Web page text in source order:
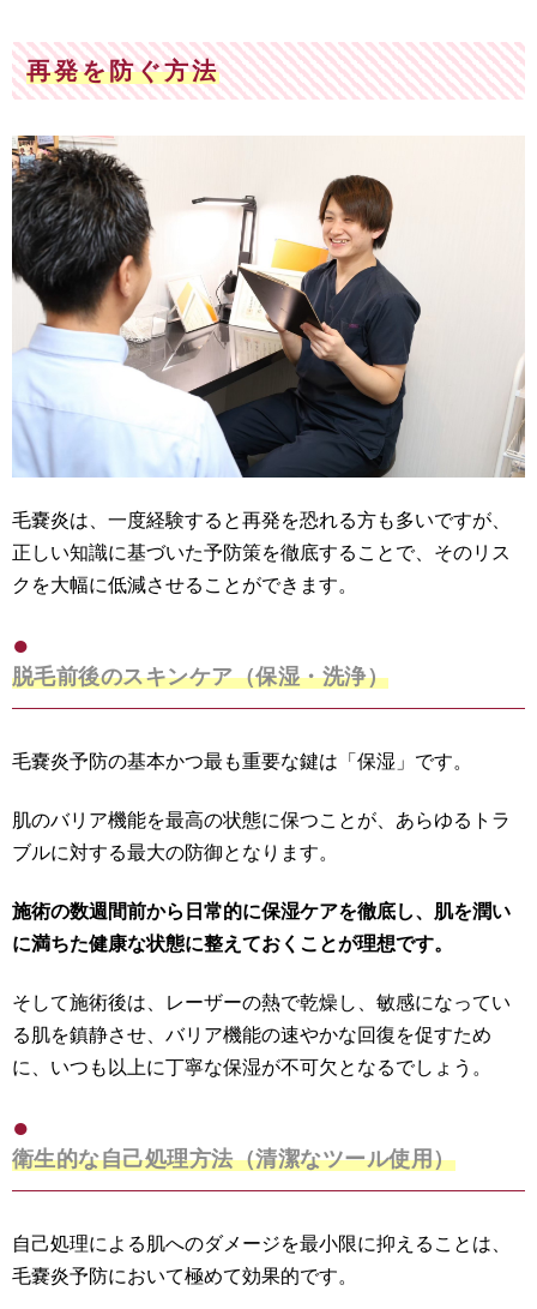
再発を防ぐ方法
毛嚢炎は、一度経験すると再発を恐れる方も多いですが、
正しい知識に基づいた予防策を徹底することで、そのリス
クを大幅に低減させることができます。
脱毛前後のスキンケア（保湿・洗浄）
毛嚢炎予防の基本かつ最も重要な鍵は「保湿」です。
肌のバリア機能を最高の状態に保つことが、あらゆるトラ
ブルに対する最大の防御となります。
施術の数週間前から日常的に保湿ケアを徹底し、肌を潤い
に満ちた健康な状態に整えておくことが理想です。
そして施術後は、レーザーの熱で乾燥し、敏感になってい
る肌を鎮静させ、バリア機能の速やかな回復を促すため
に、いつも以上に丁寧な保湿が不可欠となるでしょう。
衛生的な自己処理方法（清潔なツール使用）
自己処理による肌へのダメージを最小限に抑えることは、
毛嚢炎予防において極めて効果的です。